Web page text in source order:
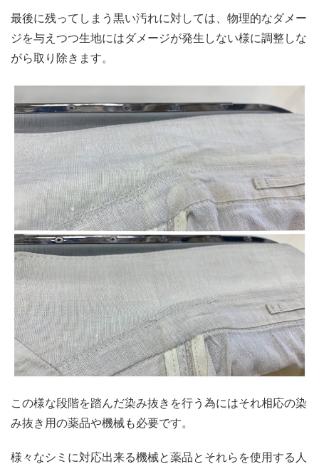
最後に残ってしまう黒い汚れに対しては、物理的なダメー
ジを与えつつ生地にはダメージが発生しない様に調整しな
がら取り除きます。
この様な段階を踏んだ染み抜きを行う為にはそれ相応の染
み抜き用の薬品や機械も必要です。
様々なシミに対応出来る機械と薬品とそれらを使用する人